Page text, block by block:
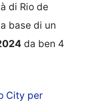
di Rio de
base di un
da ben 4
City per